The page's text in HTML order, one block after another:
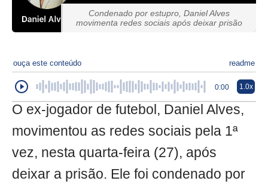
Condenado por estupro, Daniel Alves
movimenta redes sociais após deixar prisão
ouça este conteúdo readme
0:00 1.0x
O ex-jogador de futebol, Daniel Alves,
movimentou as redes sociais pela 1ª
vez, nesta quarta-feira (27), após
deixar a prisão. Ele foi condenado por